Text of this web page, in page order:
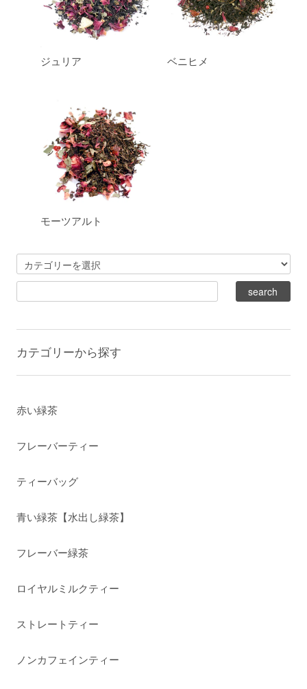
ジュリア ベニヒメ
モーツアルト
カテゴリーから探す
赤い緑茶
フレーバーティー
ティーバッグ
青い緑茶【水出し緑茶】
フレーバー緑茶
ロイヤルミルクティー
ストレートティー
ノンカフェインティー